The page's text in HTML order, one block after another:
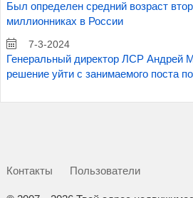
Был определен средний возраст
миллионниках в России
7-3-2024
Генеральный директор ЛСР Андрей
решение уйти с занимаемого поста
Контакты Пользователи